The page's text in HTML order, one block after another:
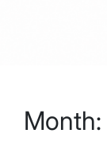
Month: